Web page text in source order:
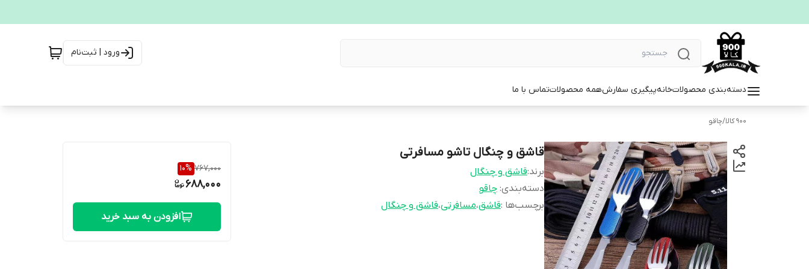
ورود | ثبت‌نام
دسته‌بندی محصولاتخانهپیگیری سفارشهمه محصولاتتماس با ما
900 کالا /چاقو
قاشق و چنگال تاشو مسافرتی
برند:قاشق و چنگال
دسته‌بندی: چاقو
برچسب‌ها :قاشق،مسافرتی،قاشق و چنگال
767,000
10%
688,000
افزودن به سبد خرید